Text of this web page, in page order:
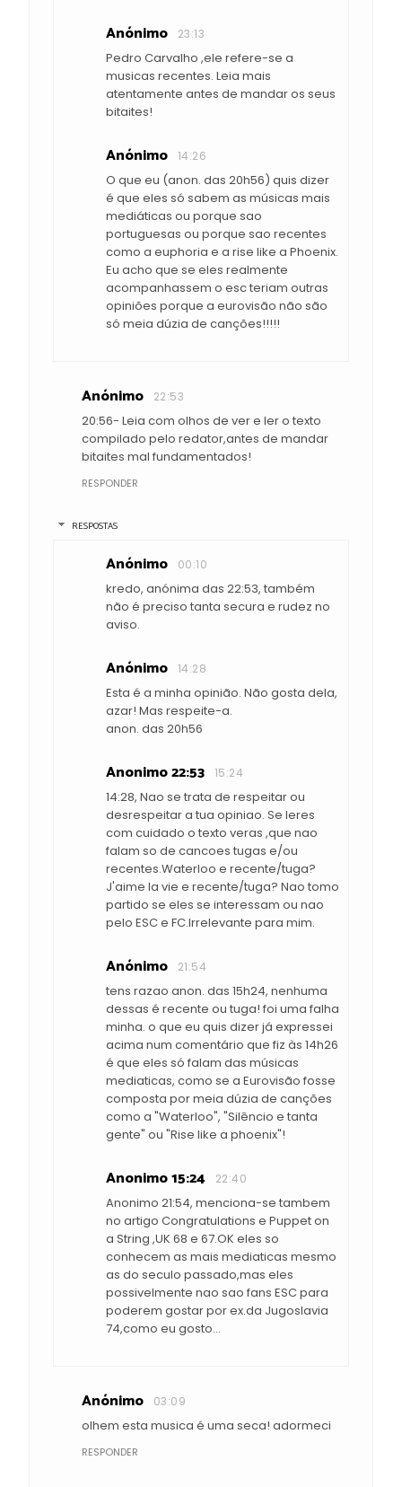
Anónimo 23:13
Pedro Carvalho ,ele refere-se a
musicas recentes. Leia mais
atentamente antes de mandar os seus
bitaites!
Anónimo 14:26
O que eu (anon. das 20h56) quis dizer
é que eles só sabem as músicas mais
mediáticas ou porque sao
portuguesas ou porque sao recentes
como a euphoria e a rise like a Phoenix.
Eu acho que se eles realmente
acompanhassem o esc teriam outras
opiniões porque a eurovisão não são
só meia dúzia de canções!!!!!
Anónimo 22:53
20:56- Leia com olhos de ver e ler o texto
compilado pelo redator,antes de mandar
bitaites mal fundamentados!
RESPONDER
RESPOSTAS
Anónimo 00:10
kredo, anónima das 22:53, também
não é preciso tanta secura e rudez no
aviso.
Anónimo 14:28
Esta é a minha opinião. Não gosta dela,
azar! Mas respeite-a.
anon. das 20h56
Anonimo 22:53 15:24
14:28, Nao se trata de respeitar ou
desrespeitar a tua opiniao. Se leres
com cuidado o texto veras ,que nao
falam so de cancoes tugas e/ou
recentes.Waterloo e recente/tuga?
J'aime la vie e recente/tuga? Nao tomo
partido se eles se interessam ou nao
pelo ESC e FC.Irrelevante para mim.
Anónimo 21:54
tens razao anon. das 15h24, nenhuma
dessas é recente ou tuga! foi uma falha
minha. o que eu quis dizer já expressei
acima num comentário que fiz às 14h26
é que eles só falam das músicas
mediaticas, como se a Eurovisão fosse
composta por meia dúzia de canções
como a "Waterloo", "Silêncio e tanta
gente" ou "Rise like a phoenix"!
Anonimo 15:24 22:40
Anonimo 21:54, menciona-se tambem
no artigo Congratulations e Puppet on
a String ,UK 68 e 67.OK eles so
conhecem as mais mediaticas mesmo
as do seculo passado,mas eles
possivelmente nao sao fans ESC para
poderem gostar por ex.da Jugoslavia
74,como eu gosto...
Anónimo 03:09
olhem esta musica é uma seca! adormeci
RESPONDER